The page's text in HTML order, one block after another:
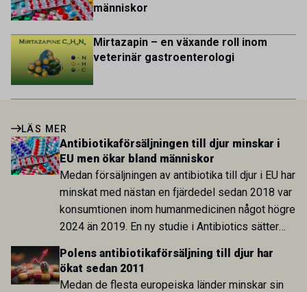
människor
Mirtazapin – en växande roll inom
veterinär gastroenterologi
LÄS MER
Antibiotikaförsäljningen till djur minskar i
EU men ökar bland människor
Medan försäljningen av antibiotika till djur i EU har
minskat med nästan en fjärdedel sedan 2018 var
konsumtionen inom humanmedicinen något högre
2024 än 2019. En ny studie i Antibiotics sätter
utvecklingen inom de båda sektorerna sida vid
sida och pekar på en obalans i EU:s One Health-
arbete.
Polens antibiotikaförsäljning till djur har
ökat sedan 2011
Medan de flesta europeiska länder minskar sin